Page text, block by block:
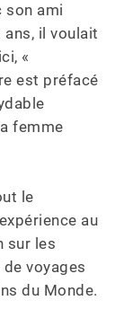
son ami
il voulait
«
est préfacé
femme
le
au
sur les
voyages
du Monde.